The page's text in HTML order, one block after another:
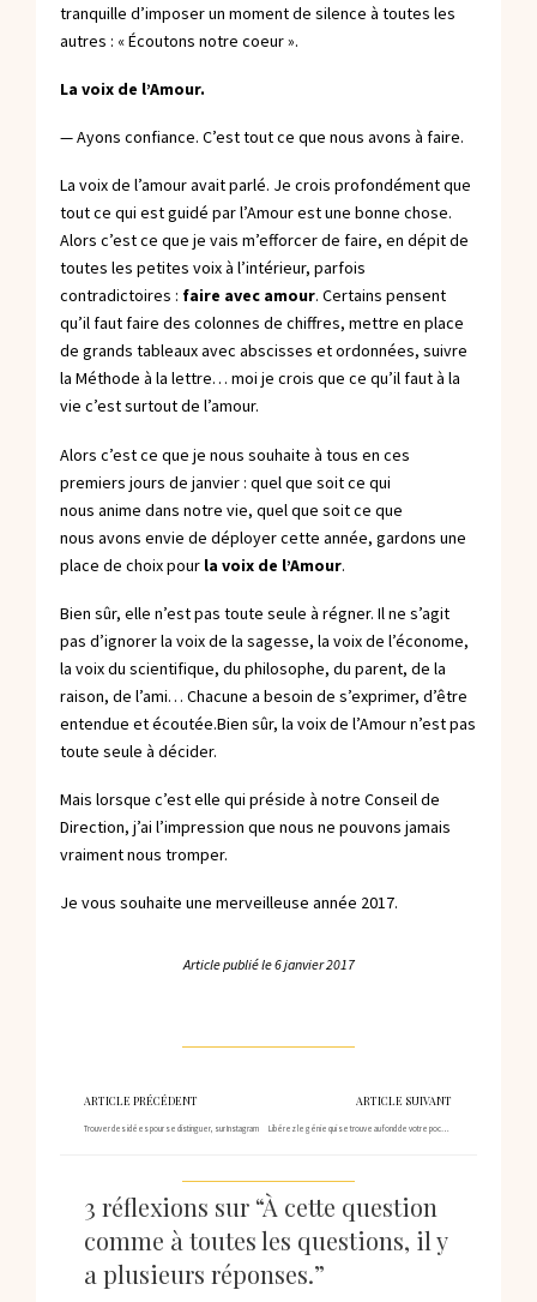
tranquille d’imposer un moment de silence à toutes les
autres : « Écoutons notre coeur ».
La voix de l’Amour.
— Ayons confiance. C’est tout ce que nous avons à faire.
La voix de l’amour avait parlé. Je crois profondément que
tout ce qui est guidé par l’Amour est une bonne chose.
Alors c’est ce que je vais m’efforcer de faire, en dépit de
toutes les petites voix à l’intérieur, parfois
contradictoires : faire avec amour. Certains pensent
qu’il faut faire des colonnes de chiffres, mettre en place
de grands tableaux avec abscisses et ordonnées, suivre
la Méthode à la lettre… moi je crois que ce qu’il faut à la
vie c’est surtout de l’amour.
Alors c’est ce que je nous souhaite à tous en ces
premiers jours de janvier : quel que soit ce qui
nous anime dans notre vie, quel que soit ce que
nous avons envie de déployer cette année, gardons une
place de choix pour la voix de l’Amour.
Bien sûr, elle n’est pas toute seule à régner. Il ne s’agit
pas d’ignorer la voix de la sagesse, la voix de l’économe,
la voix du scientifique, du philosophe, du parent, de la
raison, de l’ami… Chacune a besoin de s’exprimer, d’être
entendue et écoutée.Bien sûr, la voix de l’Amour n’est pas
toute seule à décider.
Mais lorsque c’est elle qui préside à notre Conseil de
Direction, j’ai l’impression que nous ne pouvons jamais
vraiment nous tromper.
Je vous souhaite une merveilleuse année 2017.
Article publié le6 janvier 2017
ARTICLE PRÉCÉDENT
Trouver des idées pour se distinguer, sur Instagram
ARTICLE SUIVANT
Libérez le génie qui se trouve au fond de votre poche (et le vôtre) !
3 réflexions sur “À cette question
comme à toutes les questions, il y
a plusieurs réponses.”